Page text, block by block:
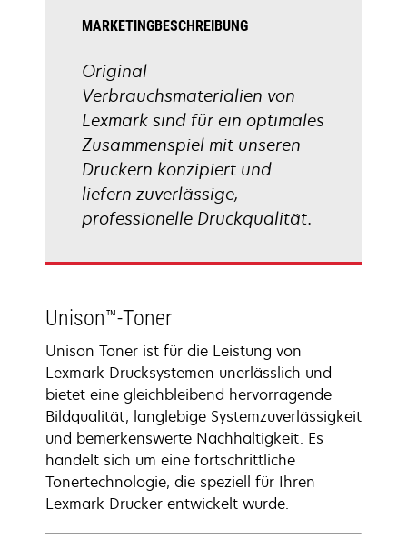
MARKETINGBESCHREIBUNG
Original
Verbrauchsmaterialien von
Lexmark sind für ein optimales
Zusammenspiel mit unseren
Druckern konzipiert und
liefern zuverlässige,
professionelle Druckqualität.
Unison™-Toner
Unison Toner ist für die Leistung von
Lexmark Drucksystemen unerlässlich und
bietet eine gleichbleibend hervorragende
Bildqualität, langlebige Systemzuverlässigkeit
und bemerkenswerte Nachhaltigkeit. Es
handelt sich um eine fortschrittliche
Tonertechnologie, die speziell für Ihren
Lexmark Drucker entwickelt wurde.